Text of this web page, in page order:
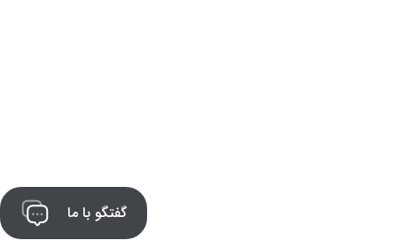
گفتگو با ما